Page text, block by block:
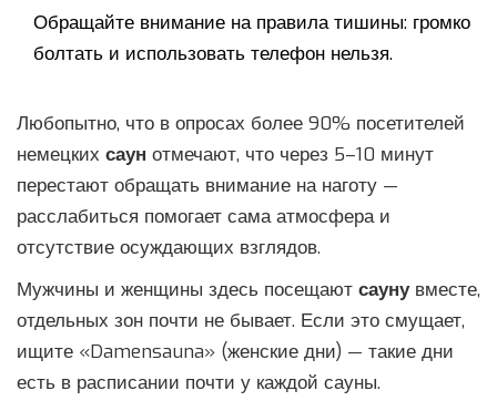
Обращайте внимание на правила тишины: громко
болтать и использовать телефон нельзя.
Любопытно, что в опросах более 90% посетителей
немецких саун отмечают, что через 5–10 минут
перестают обращать внимание на наготу —
расслабиться помогает сама атмосфера и
отсутствие осуждающих взглядов.
Мужчины и женщины здесь посещают саунувместе,
отдельных зон почти не бывает. Если это смущает,
ищите «Damensauna» (женские дни) — такие дни
есть в расписании почти у каждой сауны.